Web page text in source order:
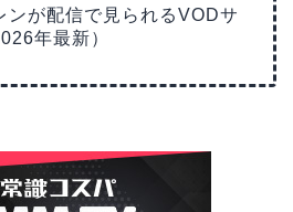
ンが配信で見られるVODサ
年最新）